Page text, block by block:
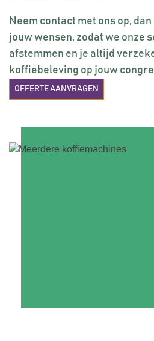
Neem contact met ons op,
jouw wensen, zodat we onze
afstemmen en je altijd
koffiebeleving op jouw
OFFERTE AANVRAGEN